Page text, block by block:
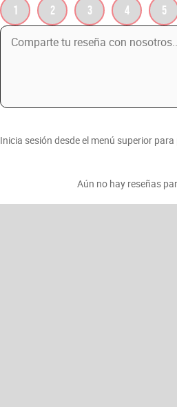
1 2 3 4 5
Inicia sesión desde el menú superior
Aún no hay reseñas